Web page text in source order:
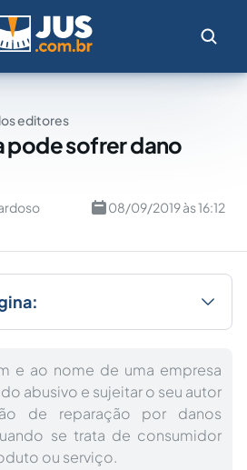
editores
pode sofrer dano
08/09/2019 às 16:12
e ao nome de uma empresa
abusivo e sujeitar o seu autor
de reparação por danos
se trata de consumidor
ou serviço.